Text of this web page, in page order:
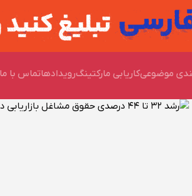
موضوعیکاریابی مارکتینگرویدادهاتماس با ما